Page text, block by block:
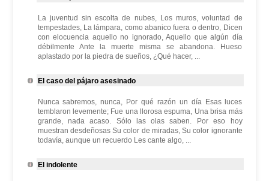
La juventud sin escolta de nubes, Los muros, voluntad de
tempestades, La lámpara, como abanico fuera o dentro, Dicen
con elocuencia aquello no ignorado, Aquello que algún día
débilmente Ante la muerte misma se abandona. Hueso
aplastado por la piedra de sueños, ¿Qué hacer, ...
El caso del pájaro asesinado
Nunca sabremos, nunca, Por qué razón un día Esas luces
temblaron levemente; Fue una llorosa espuma, Una brisa más
grande, nada acaso. Sólo las olas saben. Por eso hoy
muestran desdeñosas Su color de miradas, Su color ignorante
todavía, aunque un recuerdo Les cante algo, ...
El indolente